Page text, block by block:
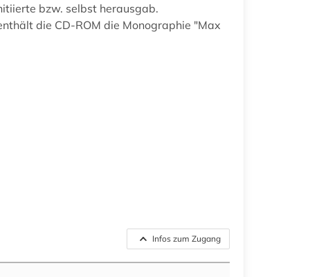
bzw. selbst herausgab.
die CD-ROM die Monographie "Max
Infos zum Zugang